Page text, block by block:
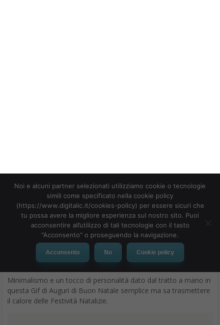
00:00 00:06
E continuiamo a farlo ballare con un passo dance artistico!